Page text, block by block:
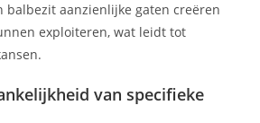
balbezit aanzienlijke gaten creëren
exploiteren, wat leidt tot
van specifieke